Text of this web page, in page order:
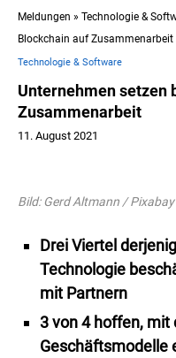
Meldungen » Technologie &
Blockchain auf Zusammenarbeit
Technologie & Software
Unternehmen setzen
Zusammenarbeit
11. August 2021
Bild: Gerd Altmann / Pixabay
Drei Viertel
Technologie
mit Partnern
3 von 4 hoffen, mit
Geschäftsmodelle